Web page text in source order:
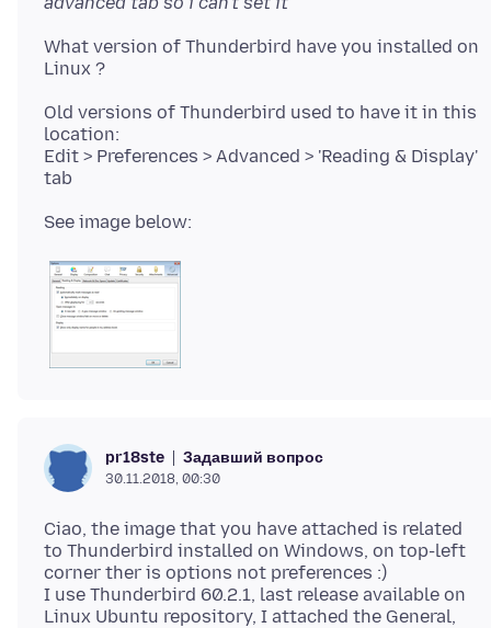
What version of Thunderbird have you installed on
Old versions of Thunderbird used to have it in this
location:
Edit > Preferences > Advanced > 'Reading & Display'
pr18ste Задавший вопрос
30.11.2018, 00:30
Ciao, the image that you have attached is related
to Thunderbird installed on Windows, on top-left
corner ther is options not preferences :)
I use Thunderbird 60.2.1, last release available on
Linux Ubuntu repository, I attached the General,